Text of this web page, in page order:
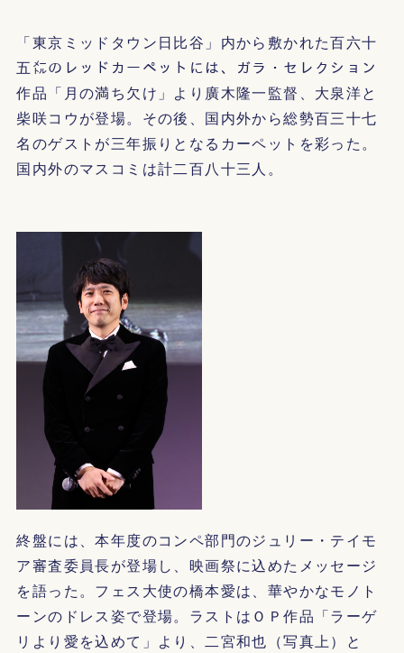
「東京ミッドタウン日比谷」内から敷かれた百六十
五㍍のレッドカーペットには、ガラ・セレクション
作品「月の満ち欠け」より廣木隆一監督、大泉洋と
柴咲コウが登場。その後、国内外から総勢百三十七
名のゲストが三年振りとなるカーペットを彩った。
国内外のマスコミは計二百八十三人。
終盤には、本年度のコンペ部門のジュリー・テイモ
ア審査委員長が登場し、映画祭に込めたメッセージ
を語った。フェス大使の橋本愛は、華やかなモノト
ーンのドレス姿で登場。ラストはＯＰ作品「ラーゲ
リより愛を込めて」より、二宮和也（写真上）と